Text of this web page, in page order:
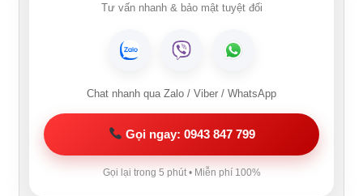
Tư vấn nhanh & bảo mật tuyệt đối
Chat nhanh qua Zalo / Viber / WhatsApp
Gọi ngay: 0943 847 799
Gọi lại trong 5 phút • Miễn phí 100%